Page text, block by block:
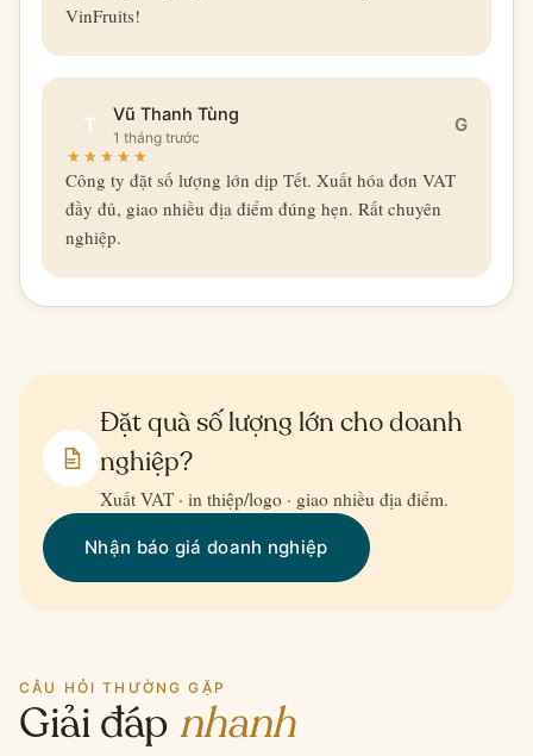
VinFruits!
T Vũ Thanh Tùng
1 tháng trước
G
Công ty đặt số lượng lớn dịp Tết. Xuất hóa đơn VAT
đầy đủ, giao nhiều địa điểm đúng hẹn. Rất chuyên
nghiệp.
Đặt quà số lượng lớn cho doanh
nghiệp?
Xuất VAT · in thiệp/logo · giao nhiều địa điểm.
Nhận báo giá doanh nghiệp
CÂU HỎI THƯỜNG GẶP
Giải đápnhanh